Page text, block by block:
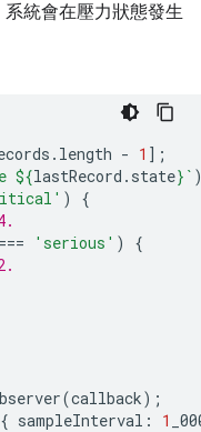
統會在壓力狀態發生
. length - 1 ];
${lastRecord . state} `
)
{
=== 'serious' )
{
(callback);
{ sampleInterval : 1